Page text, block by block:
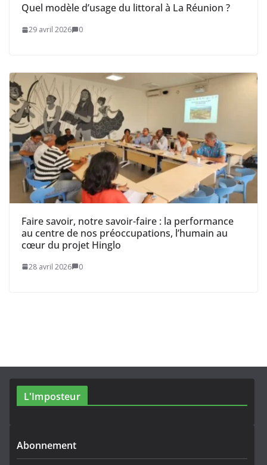
Quel modèle d’usage du littoral à La Réunion ?
29 avril 2026 0
Faire savoir, notre savoir-faire : la performance
au centre de nos préoccupations, l’humain au
cœur du projet Hinglo
28 avril 2026 0
L'Imposteur
Abonnement